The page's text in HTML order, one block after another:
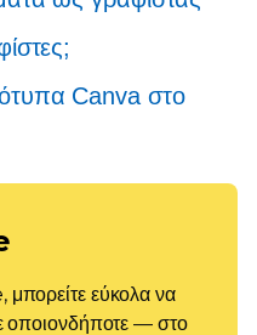
Canva στο
εύκολα να
οποιονδήποτε — στο